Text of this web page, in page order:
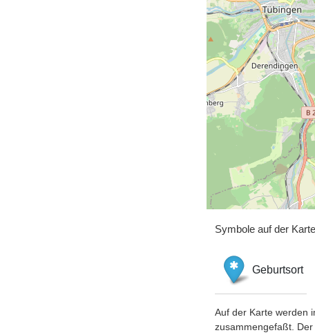
Symbole auf der Karte
Geburtsort
Auf der Karte werden
zusammengefaßt.